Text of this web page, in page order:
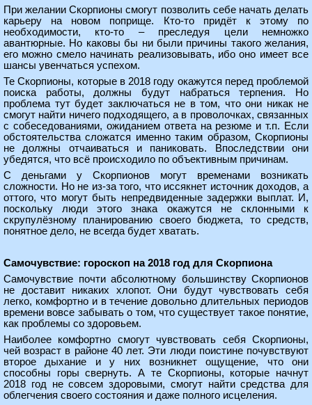
При желании Скорпионы смогут позволить себе начать делать
карьеру на новом поприще. Кто-то придёт к этому по
необходимости, кто-то – преследуя цели немножко
авантюрные. Но каковы бы ни были причины такого желания,
его можно смело начинать реализовывать, ибо оно имеет все
шансы увенчаться успехом.
Те Скорпионы, которые в 2018 году окажутся перед проблемой
поиска работы, должны будут набраться терпения. Но
проблема тут будет заключаться не в том, что они никак не
смогут найти ничего подходящего, а в проволочках, связанных
с собеседованиями, ожиданием ответа на резюме и т.п. Если
обстоятельства сложатся именно таким образом, Скорпионы
не должны отчаиваться и паниковать. Впоследствии они
убедятся, что всё происходило по объективным причинам.
С деньгами у Скорпионов могут временами возникать
сложности. Но не из-за того, что иссякнет источник доходов, а
оттого, что могут быть непредвиденные задержки выплат. И,
поскольку люди этого знака окажутся не склонными к
скрупулёзному планированию своего бюджета, то средств,
понятное дело, не всегда будет хватать.
Самочувствие: гороскоп на 2018 год для Скорпиона
Самочувствие почти абсолютному большинству Скорпионов
не доставит никаких хлопот. Они будут чувствовать себя
легко, комфортно и в течение довольно длительных периодов
времени вовсе забывать о том, что существует такое понятие,
как проблемы со здоровьем.
Наиболее комфортно смогут чувствовать себя Скорпионы,
чей возраст в районе 40 лет. Эти люди поистине почувствуют
второе дыхание и у них возникнет ощущение, что они
способны горы свернуть. А те Скорпионы, которые начнут
2018 год не совсем здоровыми, смогут найти средства для
облегчения своего состояния и даже полного исцеления.